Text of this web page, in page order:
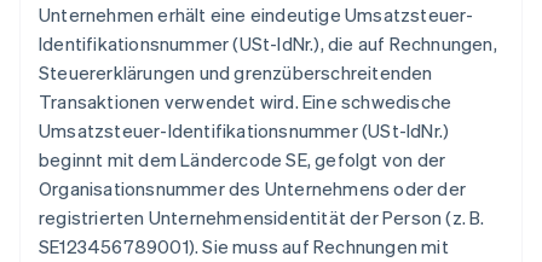
Unternehmen erhält eine eindeutige Umsatzsteuer-
Identifikationsnummer (USt-IdNr.), die auf Rechnungen,
Steuererklärungen und grenzüberschreitenden
Transaktionen verwendet wird. Eine schwedische
Umsatzsteuer-Identifikationsnummer (USt-IdNr.)
beginnt mit dem Ländercode SE, gefolgt von der
Organisationsnummer des Unternehmens oder der
registrierten Unternehmensidentität der Person (z. B.
SE123456789001). Sie muss auf Rechnungen mit